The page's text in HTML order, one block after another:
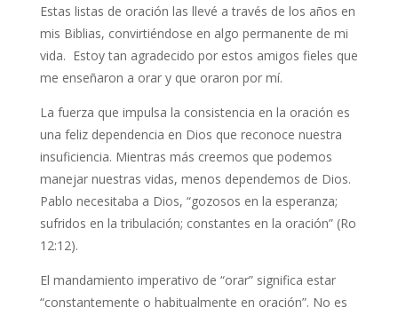
Estas listas de oración las llevé a través de los años en
mis Biblias, convirtiéndose en algo permanente de mi
vida. Estoy tan agradecido por estos amigos fieles que
me enseñaron a orar y que oraron por mí.
La fuerza que impulsa la consistencia en la oración es
una feliz dependencia en Dios que reconoce nuestra
insuficiencia. Mientras más creemos que podemos
manejar nuestras vidas, menos dependemos de Dios.
Pablo necesitaba a Dios, “gozosos en la esperanza;
sufridos en la tribulación; constantes en la oración” (Ro
12:12).
El mandamiento imperativo de “orar” significa estar
“constantemente o habitualmente en oración”. No es